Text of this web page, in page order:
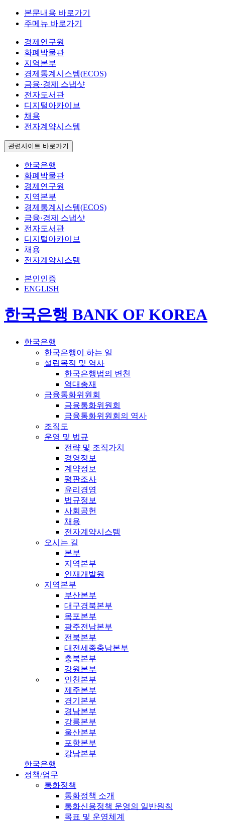
본문내용 바로가기
주메뉴 바로가기
경제연구원
화폐박물관
지역본부
경제통계시스템(ECOS)
금융·경제 스냅샷
전자도서관
디지털아카이브
채용
전자계약시스템
관련사이트 바로가기
한국은행
화폐박물관
경제연구원
지역본부
경제통계시스템(ECOS)
금융·경제 스냅샷
전자도서관
디지털아카이브
채용
전자계약시스템
본인인증
ENGLISH
한국은행 BANK OF KOREA
한국은행
한국은행이 하는 일
설립목적 및 역사
한국은행법의 변천
역대총재
금융통화위원회
금융통화위원회
금융통화위원회의 역사
조직도
운영 및 법규
전략 및 조직가치
경영정보
계약정보
평판조사
윤리경영
법규정보
사회공헌
채용
전자계약시스템
오시는 길
본부
지역본부
인재개발원
지역본부
부산본부
대구경북본부
목포본부
광주전남본부
전북본부
대전세종충남본부
충북본부
강원본부
인천본부
제주본부
경기본부
경남본부
강릉본부
울산본부
포항본부
강남본부
한국은행
정책/업무
통화정책
통화정책 소개
통화신용정책 운영의 일반원칙
목표 및 운영체계